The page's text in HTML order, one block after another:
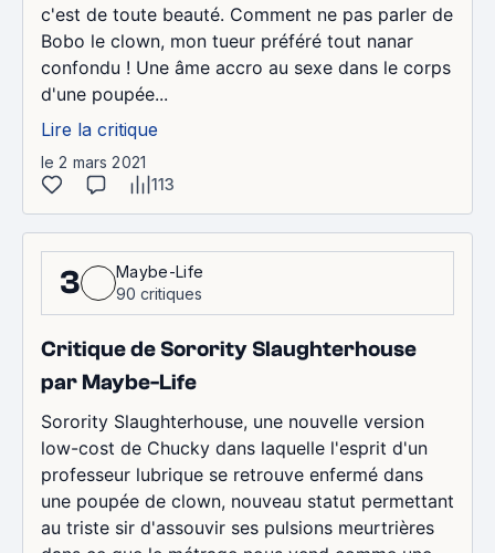
c'est de toute beauté. Comment ne pas parler de
Bobo le clown, mon tueur préféré tout nanar
confondu ! Une âme accro au sexe dans le corps
d'une poupée...
Lire la critique
le 2 mars 2021
113
3
Maybe-Life
90 critiques
Critique de Sorority Slaughterhouse
par Maybe-Life
Sorority Slaughterhouse, une nouvelle version
low-cost de Chucky dans laquelle l'esprit d'un
professeur lubrique se retrouve enfermé dans
une poupée de clown, nouveau statut permettant
au triste sir d'assouvir ses pulsions meurtrières